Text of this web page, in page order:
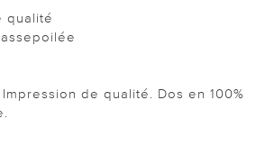
qualité
Impression de qualité. Dos en 100%